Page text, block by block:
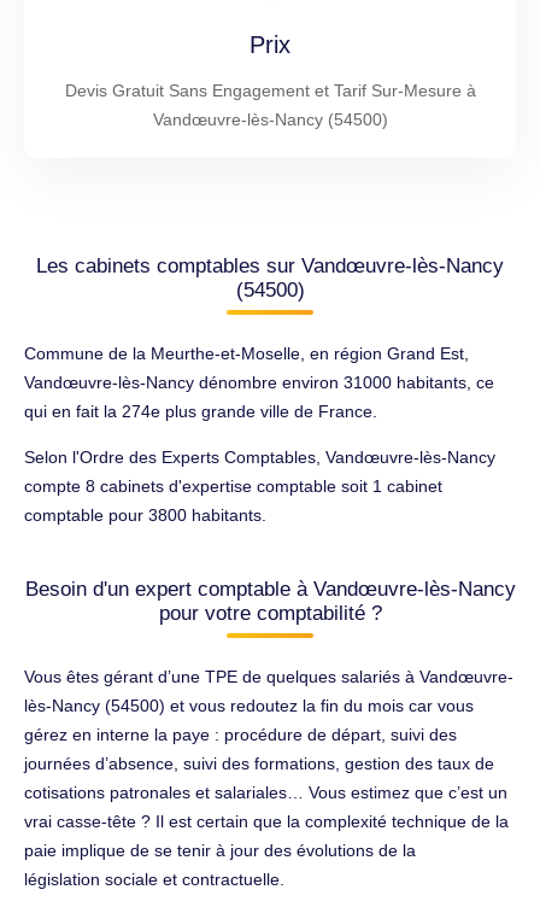
Prix
Devis Gratuit Sans Engagement et Tarif Sur-Mesure à
Vandœuvre-lès-Nancy (54500)
Les cabinets comptables sur Vandœuvre-lès-Nancy
(54500)
Commune de la Meurthe-et-Moselle, en région Grand Est,
Vandœuvre-lès-Nancy dénombre environ 31000 habitants, ce
qui en fait la 274e plus grande ville de France.
Selon l'Ordre des Experts Comptables, Vandœuvre-lès-Nancy
compte 8 cabinets d'expertise comptable soit 1 cabinet
comptable pour 3800 habitants.
Besoin d'un expert comptable à Vandœuvre-lès-Nancy
pour votre comptabilité ?
Vous êtes gérant d’une TPE de quelques salariés à Vandœuvre-
lès-Nancy (54500) et vous redoutez la fin du mois car vous
gérez en interne la paye : procédure de départ, suivi des
journées d’absence, suivi des formations, gestion des taux de
cotisations patronales et salariales… Vous estimez que c’est un
vrai casse-tête ? Il est certain que la complexité technique de la
paie implique de se tenir à jour des évolutions de la
législation sociale et contractuelle.